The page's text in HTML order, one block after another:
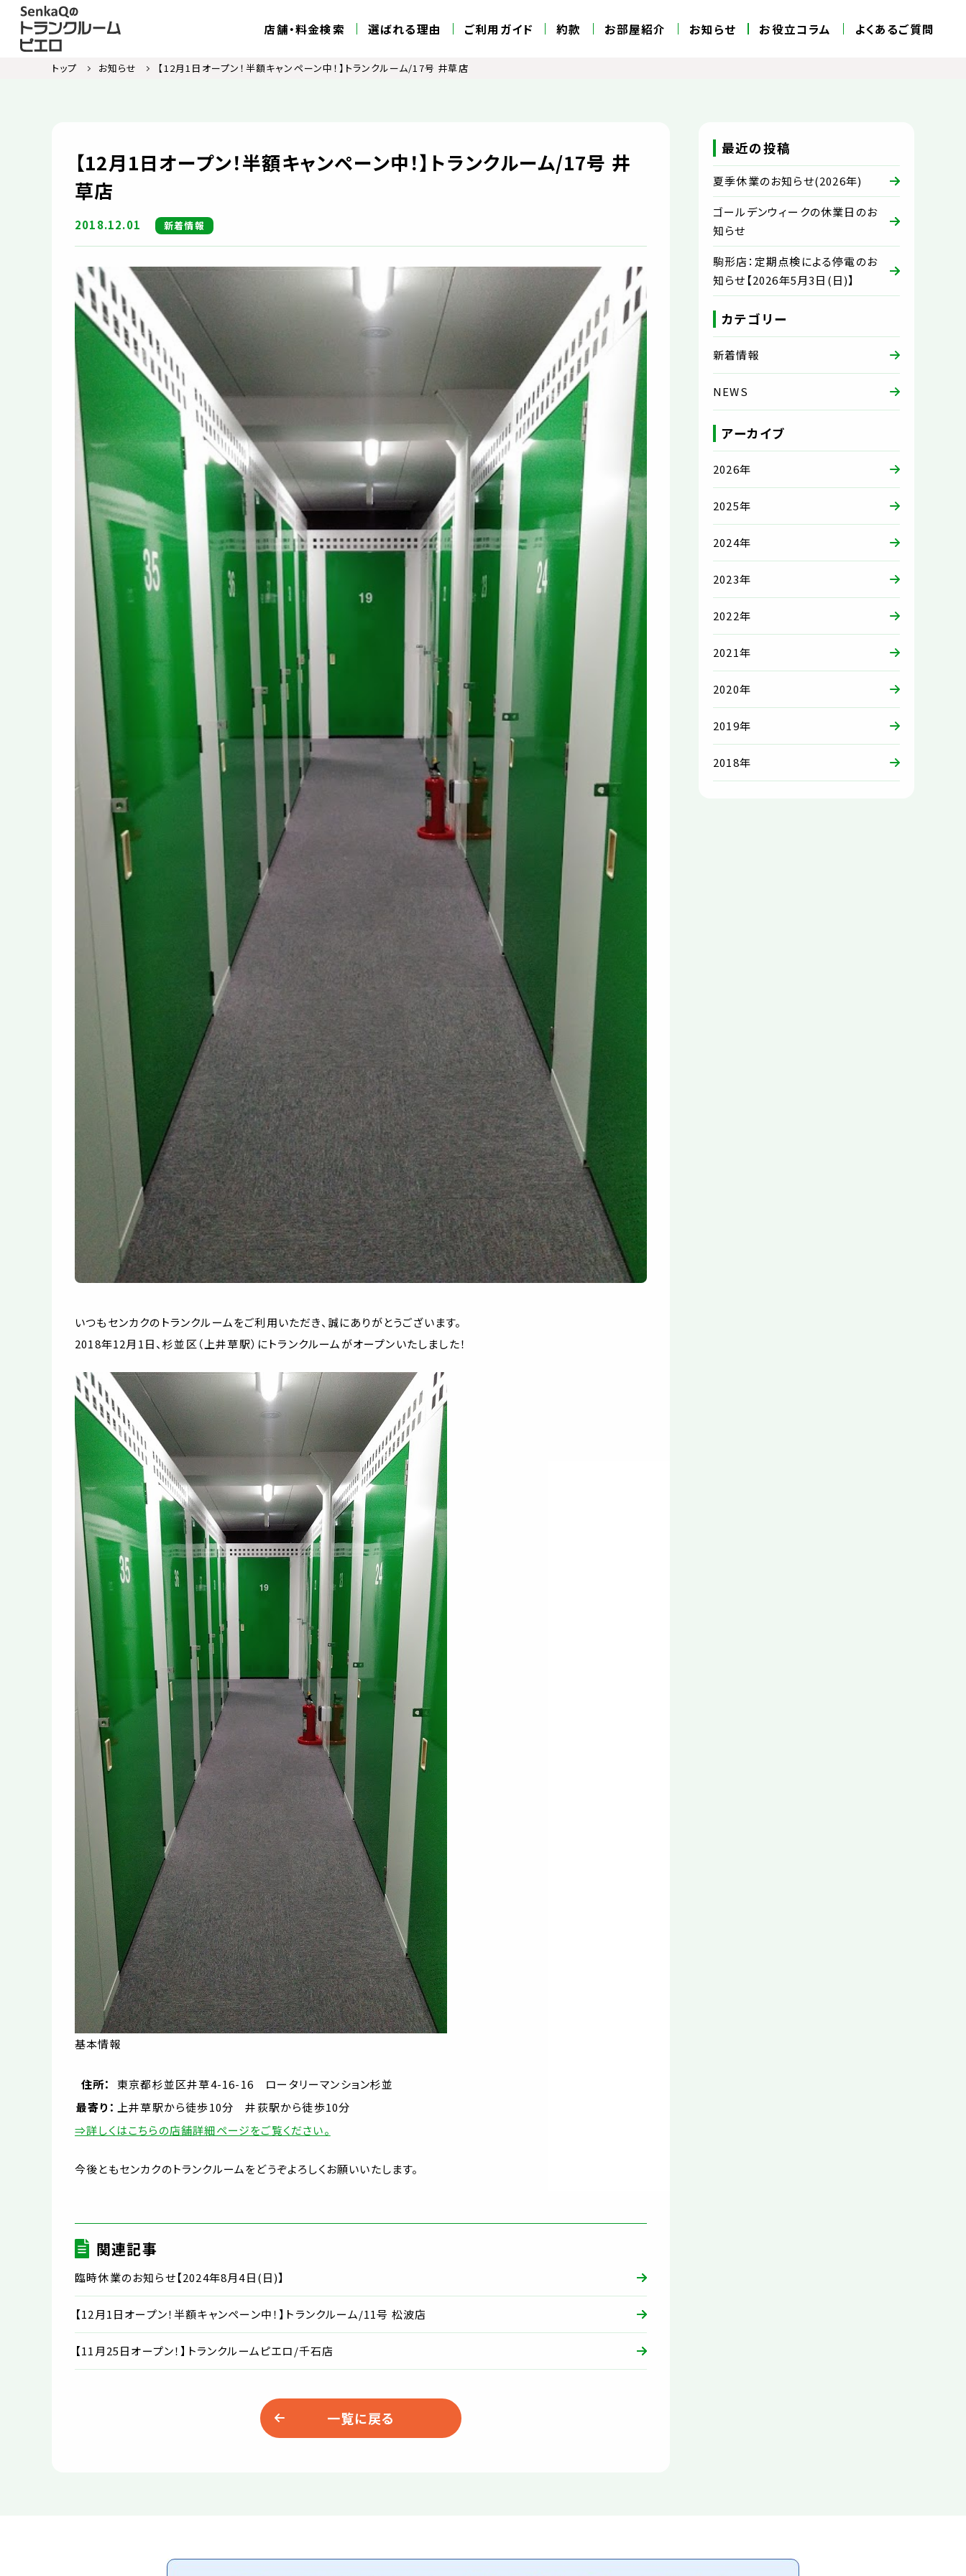
店舗・料金検索 選ばれる理由 ご利用ガイド 約款 お部屋紹介 お知らせ お役立コラム よくあるご質問
トップ お知らせ 【12月1日オープン！半額キャンペーン中！】トランクルーム/17号 井草店
【12月1日オープン！半額キャンペーン中！】トランクルーム/17号 井
草店
2018.12.01 新着情報
いつもセンカクのトランクルームをご利用いただき、誠にありがとうございます。
2018年12月1日、杉並区（上井草駅）にトランクルームがオープンいたしました！
基本情報
住所：
東京都杉並区井草4-16-16 ロータリーマンション杉並
最寄り： 上井草駅から徒歩10分 井荻駅から徒歩10分
⇒詳しくはこちらの店舗詳細ページをご覧ください。
今後ともセンカクのトランクルームをどうぞよろしくお願いいたします。
関連記事
臨時休業のお知らせ【2024年8月4日(日)】
【12月1日オープン！半額キャンペーン中！】トランクルーム/11号 松波店
【11月25日オープン！】トランクルームピエロ/千石店
一覧に戻る
最近の投稿
夏季休業のお知らせ(2026年)
ゴールデンウィークの休業日のお
知らせ
駒形店：定期点検による停電のお
知らせ【2026年5月3日(日)】
カテゴリー
新着情報
NEWS
アーカイブ
2026年
2025年
2024年
2023年
2022年
2021年
2020年
2019年
2018年